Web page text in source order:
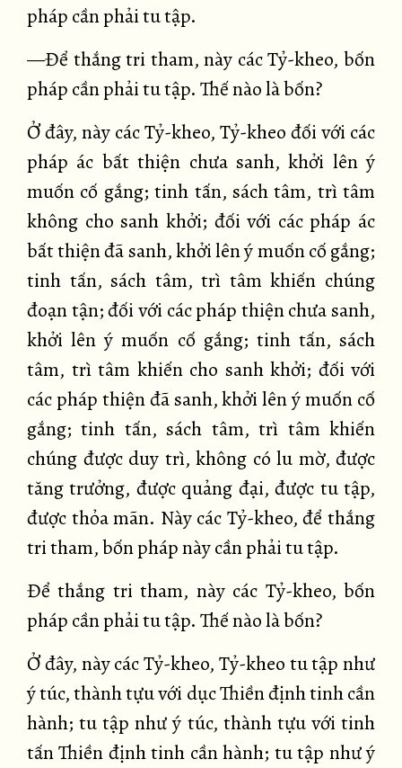
pháp cần phải tu tập.
—Để thắng tri tham, này các Tỷ-kheo, bốn
pháp cần phải tu tập. Thế nào là bốn?
Ở đây, này các Tỷ-kheo, Tỷ-kheo đối với các
pháp ác bất thiện chưa sanh, khởi lên ý
muốn cố gắng; tinh tấn, sách tâm, trì tâm
không cho sanh khởi; đối với các pháp ác
bất thiện đã sanh, khởi lên ý muốn cố gắng;
tinh tấn, sách tâm, trì tâm khiến chúng
đoạn tận; đối với các pháp thiện chưa sanh,
khởi lên ý muốn cố gắng; tinh tấn, sách
tâm, trì tâm khiến cho sanh khởi; đối với
các pháp thiện đã sanh, khởi lên ý muốn cố
gắng; tinh tấn, sách tâm, trì tâm khiến
chúng được duy trì, không có lu mờ, được
tăng trưởng, được quảng đại, được tu tập,
được thỏa mãn. Này các Tỷ-kheo, để thắng
tri tham, bốn pháp này cần phải tu tập.
Để thắng tri tham, này các Tỷ-kheo, bốn
pháp cần phải tu tập. Thế nào là bốn?
Ở đây, này các Tỷ-kheo, Tỷ-kheo tu tập như
ý túc, thành tựu với dục Thiền định tinh cần
hành; tu tập như ý túc, thành tựu với tinh
tấn Thiền định tinh cần hành; tu tập như ý